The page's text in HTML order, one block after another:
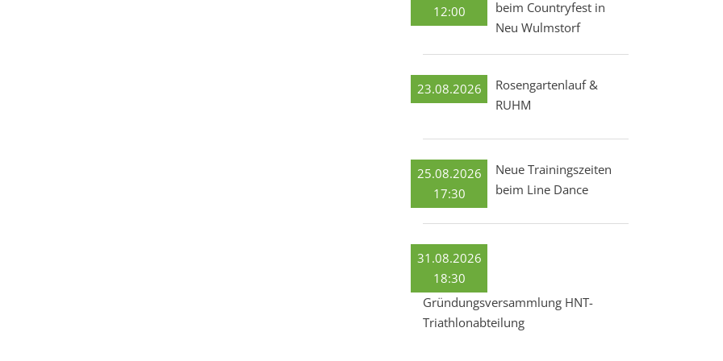
12:00
beim Countryfest in
Neu Wulmstorf
23.08.2026
Rosengartenlauf &
RUHM
25.08.2026
17:30
Neue Trainingszeiten
beim Line Dance
31.08.2026
18:30
Gründungsversammlung HNT-
Triathlonabteilung